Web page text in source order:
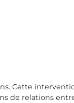
Cette
de relations